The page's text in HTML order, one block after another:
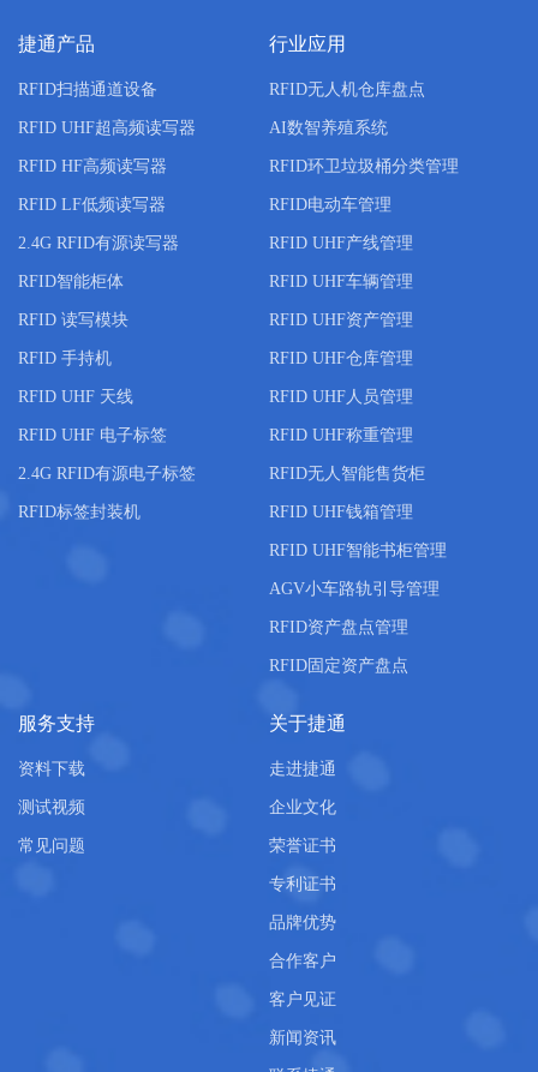
捷通产品
RFID扫描通道设备
RFID UHF超高频读写器
RFID HF高频读写器
RFID LF低频读写器
2.4G RFID有源读写器
RFID智能柜体
RFID 读写模块
RFID 手持机
RFID UHF 天线
RFID UHF 电子标签
2.4G RFID有源电子标签
RFID标签封装机
行业应用
RFID无人机仓库盘点
AI数智养殖系统
RFID环卫垃圾桶分类管理
RFID电动车管理
RFID UHF产线管理
RFID UHF车辆管理
RFID UHF资产管理
RFID UHF仓库管理
RFID UHF人员管理
RFID UHF称重管理
RFID无人智能售货柜
RFID UHF钱箱管理
RFID UHF智能书柜管理
AGV小车路轨引导管理
RFID资产盘点管理
RFID固定资产盘点
服务支持
资料下载
测试视频
常见问题
关于捷通
走进捷通
企业文化
荣誉证书
专利证书
品牌优势
合作客户
客户见证
新闻资讯